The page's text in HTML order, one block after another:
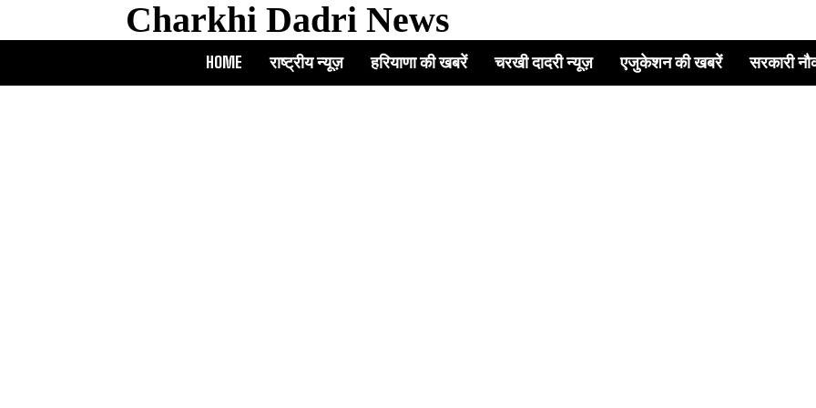
Charkhi Dadri News
HOME राष्ट्रीय न्यूज़ हरियाणा की खबरें चरखी दादरी न्यूज़ एजुकेशन की खबरें सरकारी